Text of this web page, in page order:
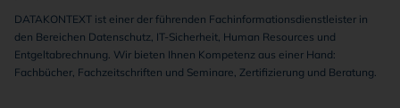
DATAKONTEXT ist einer der führenden Fachinformationsdienstleister in
den Bereichen Datenschutz, IT-Sicherheit, Human Resources und
Entgeltabrechnung. Wir bieten Ihnen Kompetenz aus einer Hand:
Fachbücher, Fachzeitschriften und Seminare, Zertifizierung und Beratung.